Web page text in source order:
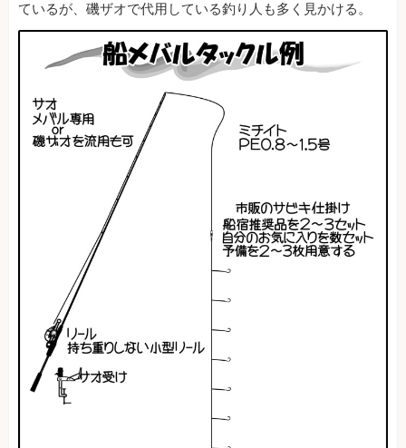
ているが、磯ザオで代用している釣り人も多く見かける。